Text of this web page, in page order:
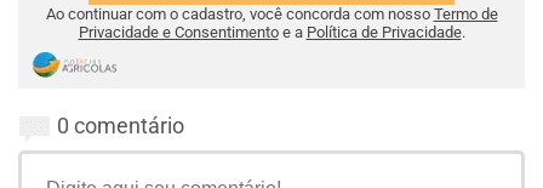
Ao continuar com o cadastro, você concorda com nosso Termo de
Privacidade e Consentimentoe a Política de Privacidade.
0 comentário